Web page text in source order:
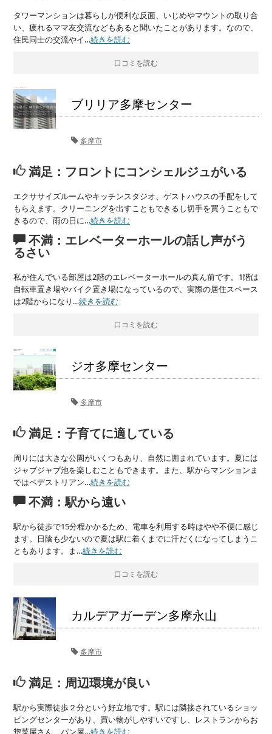
タワーマンションは暮らしが便利な反面、いじめやマウントの取り合
い、疲れるママ友交流などもあると聞いたことがあります。なので、
住民同士の交流やイ…続きを読む
口コミを読む
ブリリア多摩センター
多摩市
満足：フロントにコンシェルジュがいる
エクササイズルームやキッチンスタジオ、ゲストハウスの手配をして
もらえます。クリーニングを出すこともできるし切手を買うこともで
きるので、雨の日に…続きを読む
不満：エレベーターホールの話し声がう
るさい
私が住んでいる部屋は2階のエレベーターホールの真ん前です。1階は
自転車置き場やバイク置き場になっているので、実際の居住スペース
は2階からになり…続きを読む
口コミを読む
ジオ多摩センター
多摩市
満足：子育てに適している
周りには大きな公園がいくつもあり、自然に囲まれています。夏には
ジャブジャブ池を楽しむこともできます。また、駅からマンションま
ではペデストリアン…続きを読む
不満：駅から遠い
駅から徒歩で15分程かかるため、電車を利用する時はやや不便に感じ
ます。日陰も少ないので夏は駅に着くまでに汗だくになってしまうこ
ともあります。ま…続きを読む
口コミを読む
カルデアガーデン多摩永山
多摩市
満足：周辺環境が良い
駅から実際徒歩２分という好立地です。駅には隣接されているショッ
ピングセンターがあり、買い物がしやすいですし、レストランからお
惣菜屋さん、パン屋…続きを読む